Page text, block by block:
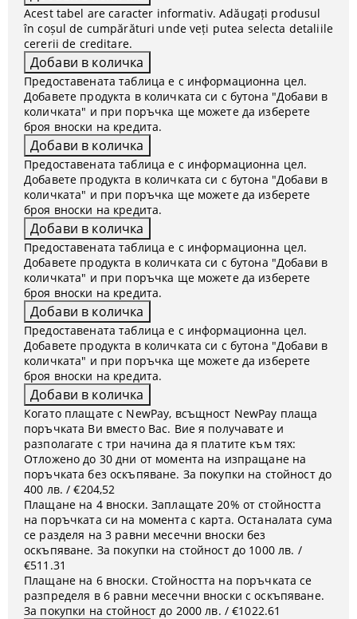
Acest tabel are caracter informativ. Adăugați produsul
în coșul de cumpărături unde veți putea selecta detaliile
cererii de creditare.
Предоставената таблица е с информационна цел.
Добавете продукта в количката си с бутона "Добави в
количката" и при поръчка ще можете да изберете
броя вноски на кредита.
Предоставената таблица е с информационна цел.
Добавете продукта в количката си с бутона "Добави в
количката" и при поръчка ще можете да изберете
броя вноски на кредита.
Предоставената таблица е с информационна цел.
Добавете продукта в количката си с бутона "Добави в
количката" и при поръчка ще можете да изберете
броя вноски на кредита.
Предоставената таблица е с информационна цел.
Добавете продукта в количката си с бутона "Добави в
количката" и при поръчка ще можете да изберете
броя вноски на кредита.
Когато плащате с NewPay, всъщност NewPay плаща
поръчката Ви вместо Вас. Вие я получавате и
разполагате с три начина да я платите към тях:
Отложено до 30 дни от момента на изпращане на
поръчката без оскъпяване. За покупки на стойност до
400 лв. / €204,52
Плащане на 4 вноски. Заплащате 20% от стойността
на поръчката си на момента с карта. Останалата сума
се разделя на 3 равни месечни вноски без
оскъпяване. За покупки на стойност до 1000 лв. /
€511.31
Плащане на 6 вноски. Стойността на поръчката се
разпределя в 6 равни месечни вноски с оскъпяване.
За покупки на стойност до 2000 лв. / €1022.61